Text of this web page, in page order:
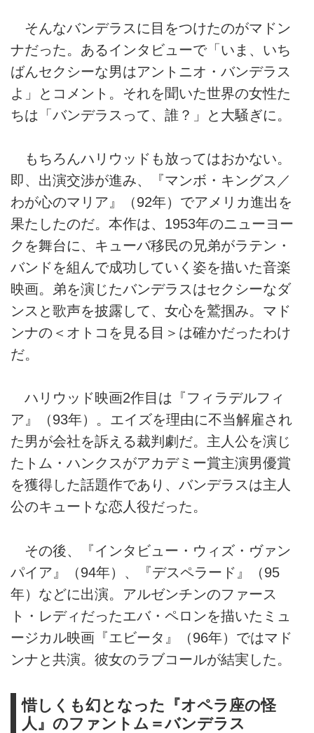
そんなバンデラスに目をつけたのがマドン
ナだった。あるインタビューで「いま、いち
ばんセクシーな男はアントニオ・バンデラス
よ」とコメント。それを聞いた世界の女性た
ちは「バンデラスって、誰？」と大騒ぎに。
もちろんハリウッドも放ってはおかない。
即、出演交渉が進み、『マンボ・キングス／
わが心のマリア』（92年）でアメリカ進出を
果たしたのだ。本作は、1953年のニューヨー
クを舞台に、キューバ移民の兄弟がラテン・
バンドを組んで成功していく姿を描いた音楽
映画。弟を演じたバンデラスはセクシーなダ
ンスと歌声を披露して、女心を鷲掴み。マド
ンナの＜オトコを見る目＞は確かだったわけ
だ。
ハリウッド映画2作目は『フィラデルフィ
ア』（93年）。エイズを理由に不当解雇され
た男が会社を訴える裁判劇だ。主人公を演じ
たトム・ハンクスがアカデミー賞主演男優賞
を獲得した話題作であり、バンデラスは主人
公のキュートな恋人役だった。
その後、『インタビュー・ウィズ・ヴァン
パイア』（94年）、『デスペラード』（95
年）などに出演。アルゼンチンのファース
ト・レディだったエバ・ペロンを描いたミュ
ージカル映画『エビータ』（96年）ではマド
ンナと共演。彼女のラブコールが結実した。
惜しくも幻となった『オペラ座の怪
人』のファントム＝バンデラス